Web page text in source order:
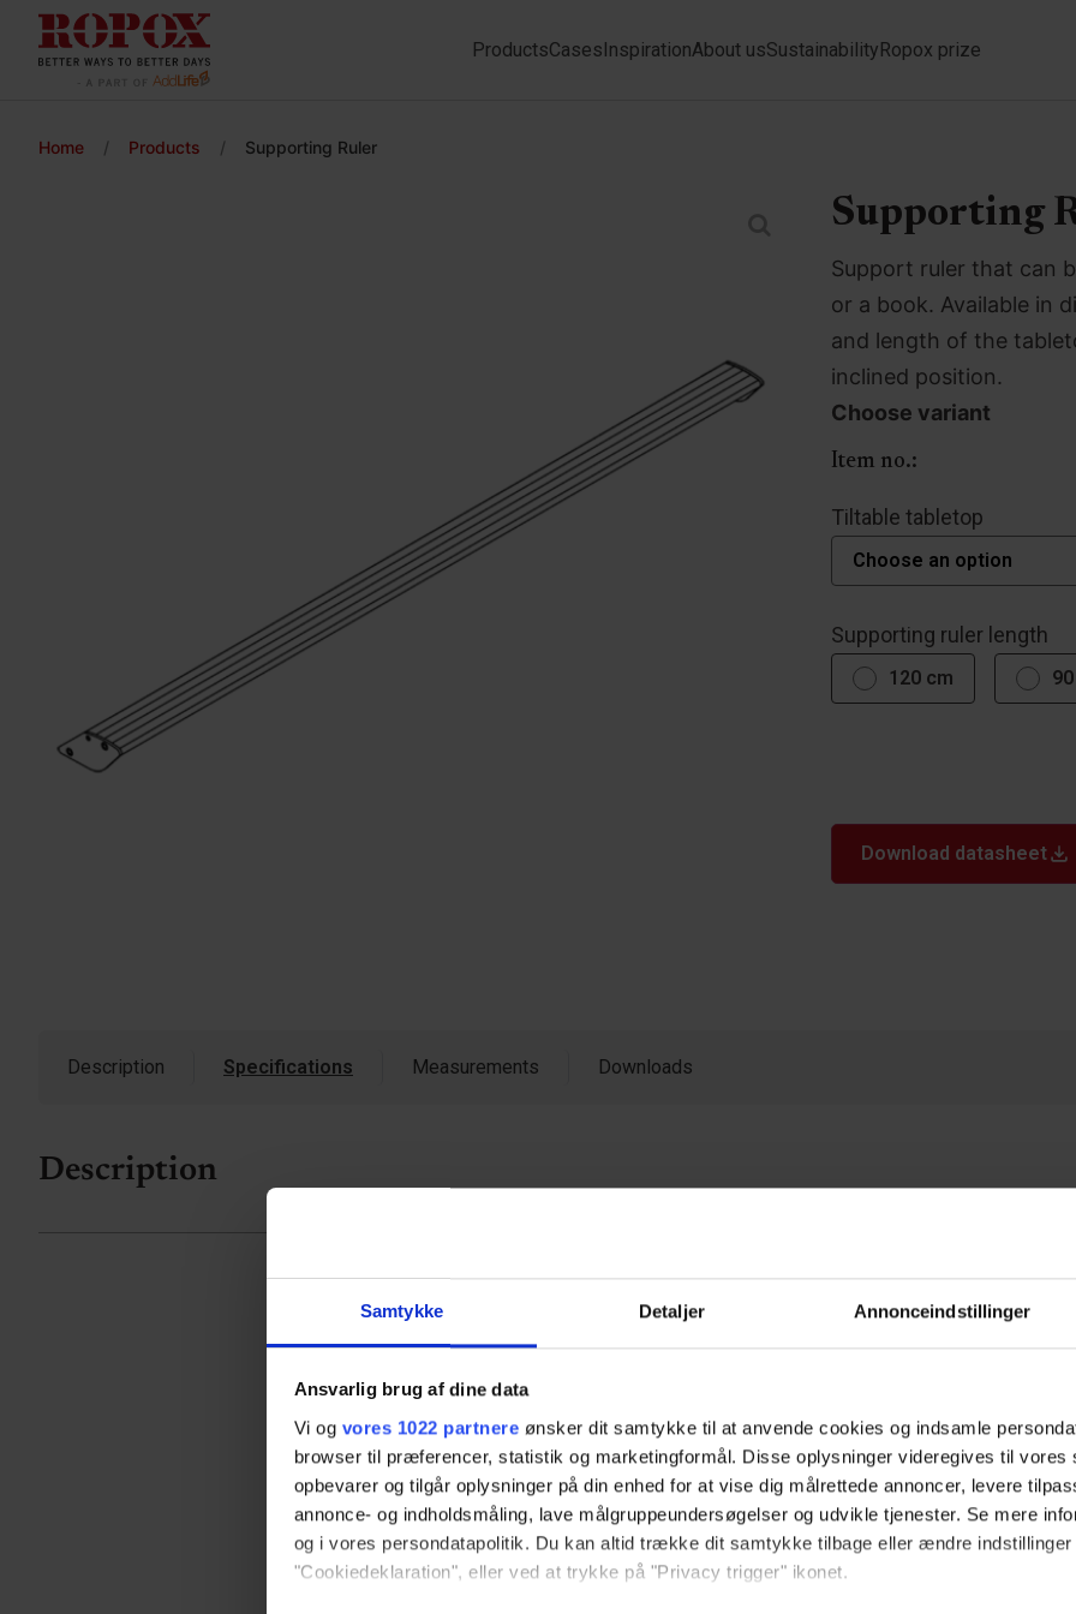
Samtykke Detaljer Annonceindstillinger
Ansvarlig brug af dine data
Vi og vores 1022 partnere ønsker dit samtykke til at anvende cookies og indsamle
browser til præferencer, statistik og marketingformål. Disse oplysninger videregives til vores
opbevarer og tilgår oplysninger på din enhed for at vise dig målrettede annoncer, levere
annonce- og indholdsmåling, lave målgruppeundersøgelser og udvikle tjenester. Se mere
og i vores persondatapolitik. Du kan altid trække dit samtykke tilbage eller ændre
"Cookiedeklaration", eller ved at trykke på "Privacy trigger" ikonet.
ProductsCasesInspirationAbout usSustainabilityRopox prize
Home / Products / Supporting Ruler
Supporting
Support ruler that can
or a book. Available in
and length of the
inclined position.
Choose variant
Item no.:
Tiltable tabletop
Supporting ruler length
120 cm
Download datasheet
Description Specifications Measurements Downloads
Description
The Supporting Ruler is
provides a stable “stop”
daily activities more
accessible Ergo Table by
tilted.